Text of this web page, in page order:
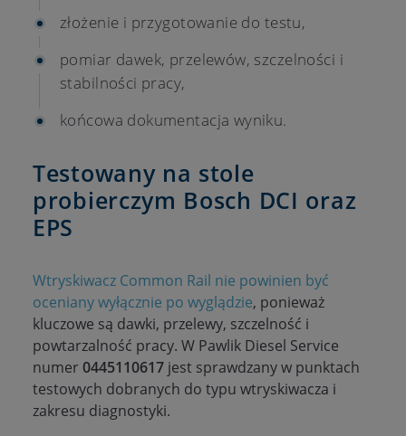
złożenie i przygotowanie do testu,
pomiar dawek, przelewów, szczelności i
stabilności pracy,
końcowa dokumentacja wyniku.
Testowany na stole
probierczym Bosch DCI oraz
EPS
Wtryskiwacz Common Rail nie powinien być
oceniany wyłącznie po wyglądzie, ponieważ
kluczowe są dawki, przelewy, szczelność i
powtarzalność pracy. W Pawlik Diesel Service
numer 0445110617 jest sprawdzany w punktach
testowych dobranych do typu wtryskiwacza i
zakresu diagnostyki.